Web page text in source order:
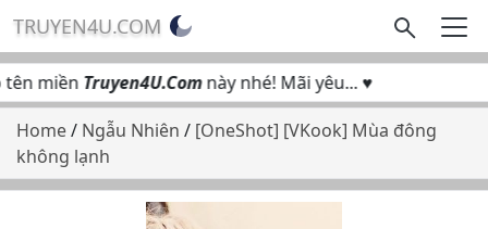
TRUYEN4U.COM
miềnTruyen4U.Comnày nhé! Mãi yêu... ♥
Home/ Ngẫu Nhiên / [OneShot] [VKook] Mùa đông
không lạnh